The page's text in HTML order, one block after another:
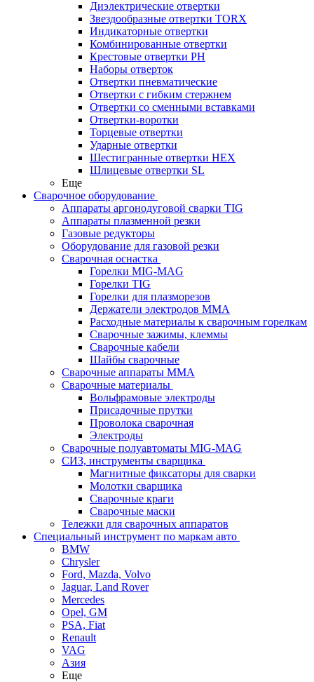
Диэлектрические отвертки
Звездообразные отвертки TORX
Индикаторные отвертки
Комбинированные отвертки
Крестовые отвертки PH
Наборы отверток
Отвертки пневматические
Отвертки с гибким стержнем
Отвертки со сменными вставками
Отвертки-воротки
Торцевые отвертки
Ударные отвертки
Шестигранные отвертки HEX
Шлицевые отвертки SL
Еще
Сварочное оборудование
Аппараты аргонодуговой сварки TIG
Аппараты плазменной резки
Газовые редукторы
Оборудование для газовой резки
Сварочная оснастка
Горелки MIG-MAG
Горелки TIG
Горелки для плазморезов
Держатели электродов ММА
Расходные материалы к сварочным горелкам
Сварочные зажимы, клеммы
Сварочные кабели
Шайбы сварочные
Сварочные аппараты MMA
Сварочные материалы
Вольфрамовые электроды
Присадочные прутки
Проволока сварочная
Электроды
Сварочные полуавтоматы MIG-MAG
СИЗ, инструменты сварщика
Магнитные фиксаторы для сварки
Молотки сварщика
Сварочные краги
Сварочные маски
Тележки для сварочных аппаратов
Специальный инструмент по маркам авто
BMW
Chrysler
Ford, Mazda, Volvo
Jaguar, Land Rover
Mercedes
Opel, GM
PSA, Fiat
Renault
VAG
Азия
Еще